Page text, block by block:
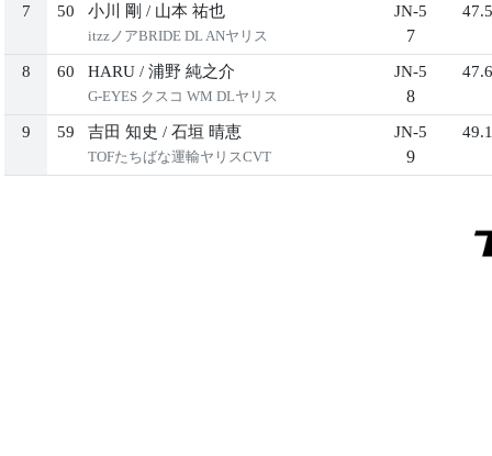
7 50 小川 剛 / 山本 祐也
itzzノアBRIDE DL ANヤリス
JN-5
7
47.5
8 60 HARU / 浦野 純之介
G-EYES クスコ WM DLヤリス
JN-5
8
47.6
9 59 吉田 知史 / 石垣 晴恵
TOFたちばな運輸ヤリスCVT
JN-5
9
49.1